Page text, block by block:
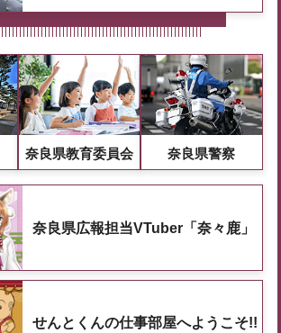
奈良県教育委員会 奈良県警察
奈良県広報担当VTuber「奈々鹿」
せんとくんの仕事部屋へようこそ!!